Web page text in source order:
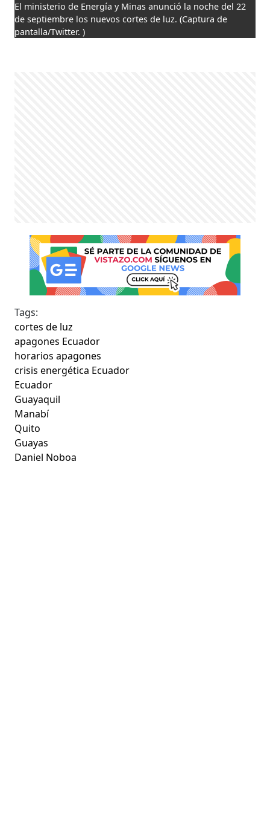
El ministerio de Energía y Minas anunció la noche del 22
de septiembre los nuevos cortes de luz.(Captura de
pantalla/Twitter. )
Tags:
cortes de luz
apagones Ecuador
horarios apagones
crisis energética Ecuador
Ecuador
Guayaquil
Manabí
Quito
Guayas
Daniel Noboa